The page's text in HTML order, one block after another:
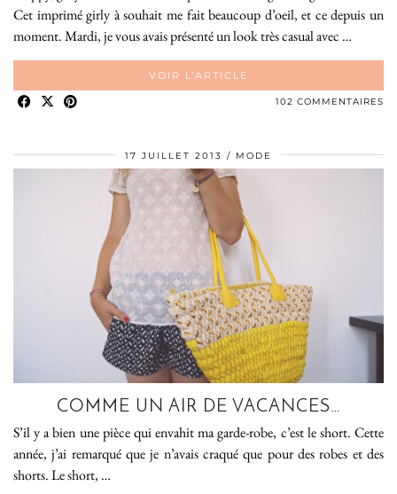
Cet imprimé girly à souhait me fait beaucoup d’oeil, et ce depuis un
moment. Mardi, je vous avais présenté un look très casual avec …
VOIR L’ARTICLE
102 COMMENTAIRES
17 JUILLET 2013 MODE
COMME UN AIR DE VACANCES…
S’il y a bien une pièce qui envahit ma garde-robe, c’est le short. Cette
année, j’ai remarqué que je n’avais craqué que pour des robes et des
shorts. Le short, …